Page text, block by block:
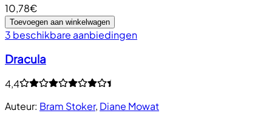
10,78€
Toevoegen aan winkelwagen
3 beschikbare aanbiedingen
Dracula
4,4
Auteur: Bram Stoker, Diane Mowat